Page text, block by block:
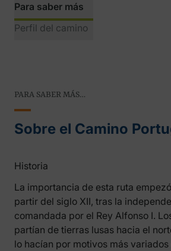
Para saber más
Perfil del camino
PARA SABER MÁS…
Sobre el Camino
Historia
La importancia de esta ruta
partir del siglo XII, tras la
comandada por el Rey Alfonso I.
partían de tierras lusas hacia el
lo hacían por motivos más variados